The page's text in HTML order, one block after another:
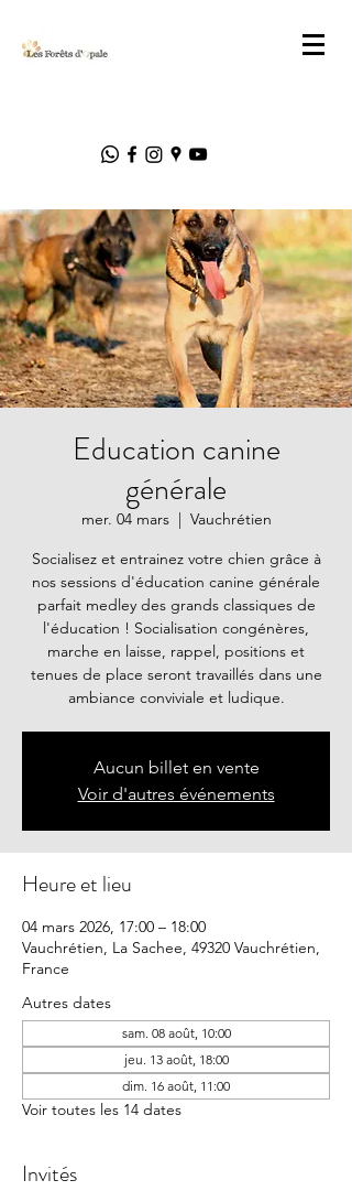
Education canine
générale
mer. 04 mars
  |
Vauchrétien
Socialisez et entrainez votre chien grâce à
nos sessions d'éducation canine générale
parfait medley des grands classiques de
l'éducation ! Socialisation congénères,
marche en laisse, rappel, positions et
tenues de place seront travaillés dans une
ambiance conviviale et ludique.
Aucun billet en vente
Voir d'autres événements
Heure et lieu
04 mars 2026, 17:00 – 18:00
Vauchrétien, La Sachee, 49320 Vauchrétien,
France
Autres dates
sam. 08 août, 10:00
jeu. 13 août, 18:00
dim. 16 août, 11:00
Voir toutes les 14 dates
Invités